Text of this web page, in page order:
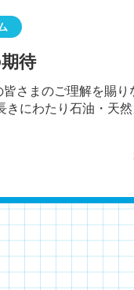
待
皆さまのご理解を賜り
きにわたり石油・天
東区